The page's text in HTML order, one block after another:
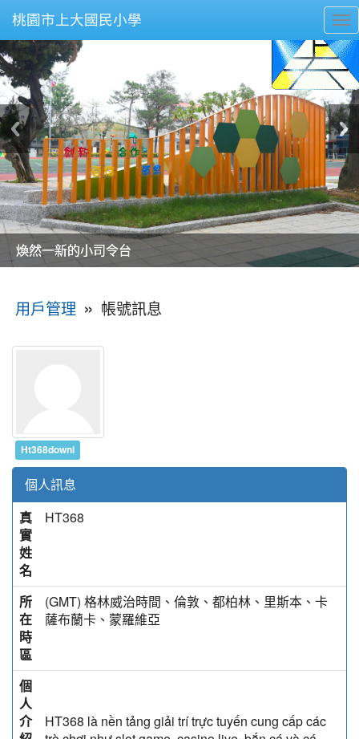
桃園市上大國民小學
美麗的操場是我們活力的來源
美麗的操場是我們活力的來源
煥然一新的小司令台
煥然一新的小司令台
富含桃園埤塘田園風光意象的中廊
富含桃園埤塘田園風光意象的中廊
嶄新的中庭廣場
嶄新的中庭廣場
水生池生生不息
水生池生生不息
用戶管理 » 帳號訊息
Ht368downl
個人訊息
真
實
姓
名
HT368
所
在
時
區
(GMT) 格林威治時間、倫敦、都柏林、里斯本、卡
薩布蘭卡、蒙羅維亞
個
人
介
HT368 là nền tảng giải trí trực tuyến cung cấp các